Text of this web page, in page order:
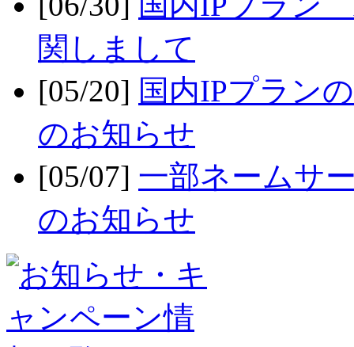
関しまして
[05/20] 国内IPプラン
のお知らせ
[05/07] 一部ネームサ
のお知らせ